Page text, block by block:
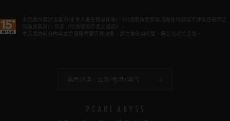
本遊戲內容涉及暴力(未令人產生殘虐印象)、性(遊戲角色穿著凸顯性特徵但不涉及性暗示之
服飾或裝扮)、菸酒（引誘使用菸酒之畫面）。
本遊戲的部分內容或是服務需要另外收費。請注意使用時間，避免沉迷於遊戲。
黑色沙漠 - 台灣/香港/澳門